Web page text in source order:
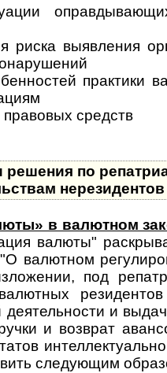
риска выяв­ления
прак­тики
средств
решения по
в валютном
ва­лю­ты"
валют­ном
под
дея­тель­но­сти и
и возв­рат
сле­ду­ющим